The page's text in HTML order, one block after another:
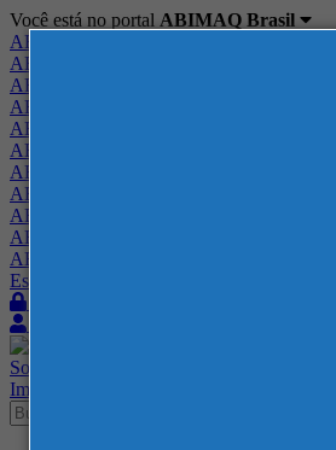
Você está no portal ABIMAQ Brasil
ABIMAQ Brasil
ABIMAQ Minas Gerais
ABIMAQ Norte-Nordeste
ABIMAQ Paraná
ABIMAQ Piracicaba
ABIMAQ Ribeirão Preto
ABIMAQ Rio de Janeiro
ABIMAQ Rio Grande do Sul
ABIMAQ Santa Catarina
ABIMAQ São Paulo
ABIMAQ Vale do Paraíba
Escritório de Relações Governamentais
Sobre
Imprensa